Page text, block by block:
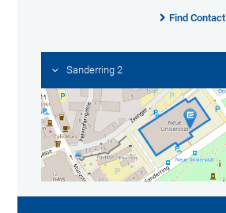
Find Contact
Sanderring 2